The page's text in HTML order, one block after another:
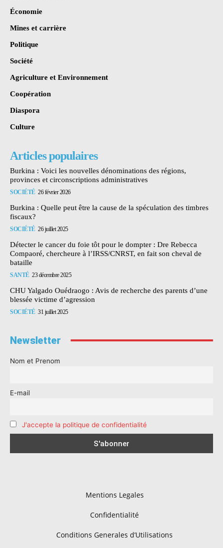
Économie
Mines et carrière
Politique
Société
Agriculture et Environnement
Coopération
Diaspora
Culture
Articles populaires
Burkina : Voici les nouvelles dénominations des régions,
provinces et circonscriptions administratives
SOCIÉTÉ 26 février 2026
Burkina : Quelle peut être la cause de la spéculation des timbres
fiscaux?
SOCIÉTÉ 26 juillet 2025
Détecter le cancer du foie tôt pour le dompter : Dre Rebecca
Compaoré, chercheure à l’IRSS/CNRST, en fait son cheval de
bataille
SANTÉ 23 décembre 2025
CHU Yalgado Ouédraogo : Avis de recherche des parents d’une
blessée victime d’agression
SOCIÉTÉ 31 juillet 2025
Newsletter
Nom et Prenom
E-mail
J'accepte la politique de confidentialité
Mentions Legales
Confidentialité
Conditions Generales d’Utilisations